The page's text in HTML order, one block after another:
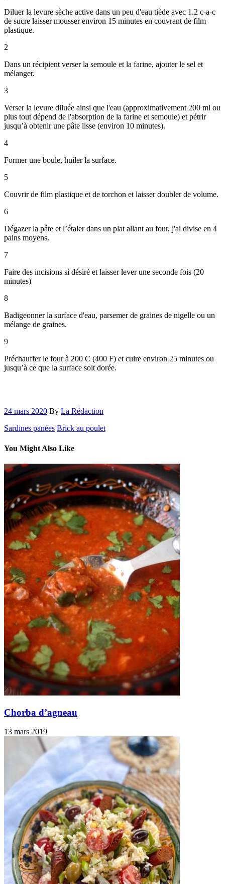
Diluer la levure sèche active dans un peu d'eau tiède avec 1.2 c-a-c
de sucre laisser mousser environ 15 minutes en couvrant de film
plastique.
2
Dans un récipient verser la semoule et la farine, ajouter le sel et
mélanger.
3
Verser la levure diluée ainsi que l'eau (approximativement 200 ml ou
plus tout dépend de l'absorption de la farine et semoule) et pétrir
jusqu’à obtenir une pâte lisse (environ 10 minutes).
4
Former une boule, huiler la surface.
5
Couvrir de film plastique et de torchon et laisser doubler de volume.
6
Dégazer la pâte et l’étaler dans un plat allant au four, j'ai divise en 4
pains moyens.
7
Faire des incisions si désiré et laisser lever une seconde fois (20
minutes)
8
Badigeonner la surface d'eau, parsemer de graines de nigelle ou un
mélange de graines.
9
Préchauffer le four à 200 C (400 F) et cuire environ 25 minutes ou
jusqu’à ce que la surface soit dorée.
24 mars 2020 By La Rédaction
Sardines panées Brick au poulet
You Might Also Like
Chorba d’agneau
13 mars 2019